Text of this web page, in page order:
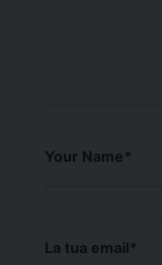
Your Name*
La tua email*